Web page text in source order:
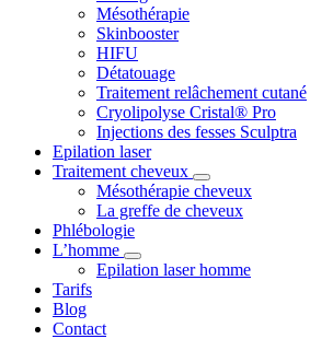
Mésothérapie
Skinbooster
HIFU
Détatouage
Traitement relâchement cutané
Cryolipolyse Cristal® Pro
Injections des fesses Sculptra
Epilation laser
Traitement cheveux
Mésothérapie cheveux
La greffe de cheveux
Phlébologie
L’homme
Epilation laser homme
Tarifs
Blog
Contact